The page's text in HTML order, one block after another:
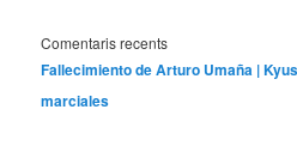
Comentaris recents
Fallecimiento de Arturo Umaña |
marciales